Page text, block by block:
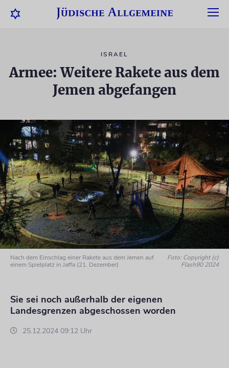
ISRAEL
Armee: Weitere Rakete aus dem
Jemen abgefangen
Nach dem Einschlag einer Rakete aus dem Jemen auf
einem Spielplatz in Jaffa (21. Dezember)
Foto: Copyright (c)
Flash90 2024
Sie sei noch außerhalb der eigenen
Landesgrenzen abgeschossen worden
25.12.2024 09:12 Uhr